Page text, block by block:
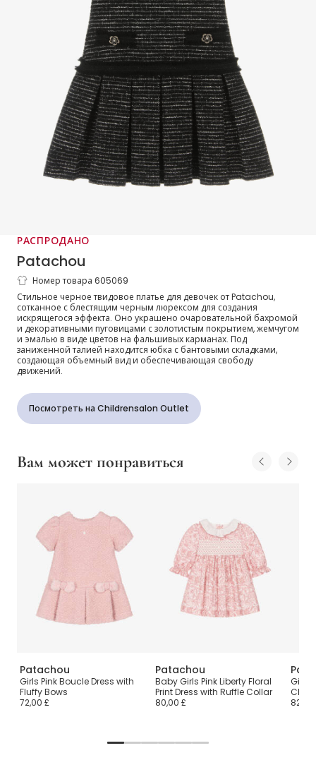
РАСПРОДАНО
Patachou
Платье блестящее черное твидовое для
девочек
Номер товара 605069
Стильное черное твидовое платье для девочек от Patachou,
сотканное с блестящим черным люрексом для создания
искрящегося эффекта. Оно украшено очаровательной бахромой
и декоративными пуговицами с золотистым покрытием, жемчугом
и эмалью в виде цветов на фальшивых карманах. Под
заниженной талией находится юбка с бантовыми складками,
создающая объемный вид и обеспечивающая свободу
движений.
Посмотреть на Childrensalon Outlet
Вам может понравиться
Patachou
Girls Pink Boucle Dress with
Fluffy Bows
72,00 £
Patachou
Baby Girls Pink Liberty Floral
Print Dress with Ruffle Collar
80,00 £
Girls
82,00